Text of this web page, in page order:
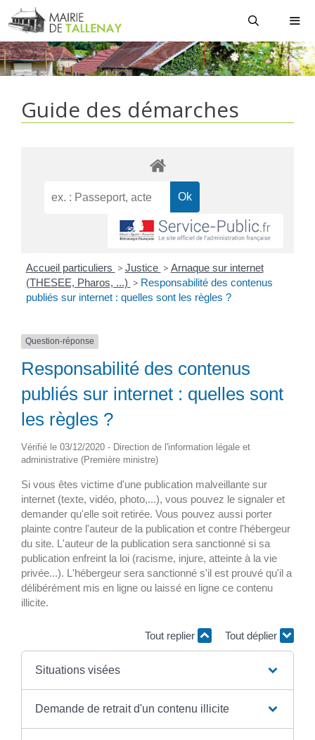
Aller
au
contenu
Guide des démarches
Accueil particuliers > Justice > Arnaque sur internet
(THESEE, Pharos, ...) > Responsabilité des contenus
publiés sur internet : quelles sont les règles ?
Question-réponse
Responsabilité des contenus
publiés sur internet : quelles sont
les règles ?
Vérifié le 03/12/2020 - Direction de l'information légale et
administrative (Première ministre)
Si vous êtes victime d'une publication malveillante sur
internet (texte, vidéo, photo,...), vous pouvez le signaler et
demander qu'elle soit retirée. Vous pouvez aussi porter
plainte contre l'auteur de la publication et contre l'hébergeur
du site. L'auteur de la publication sera sanctionné si sa
publication enfreint la loi (racisme, injure, atteinte à la vie
privée...). L'hébergeur sera sanctionné s'il est prouvé qu'il a
délibérément mis en ligne ou laissé en ligne ce contenu
illicite.
Tout replier Tout déplier
Situations visées
Demande de retrait d'un contenu illicite